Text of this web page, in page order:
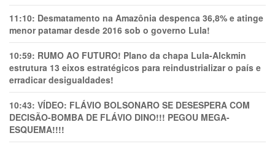
11:10: Desmatamento na Amazônia despenca 36,8% e atinge
menor patamar desde 2016 sob o governo Lula!
10:59: RUMO AO FUTURO! Plano da chapa Lula-Alckmin
estrutura 13 eixos estratégicos para reindustrializar o país e
erradicar desigualdades!
10:43: VÍDEO: FLÁVIO BOLSONARO SE DESESPERA COM
DECISÃO-BOMBA DE FLÁVIO DINO!!! PEGOU MEGA-
ESQUEMA!!!!